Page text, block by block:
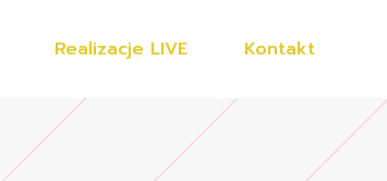
Realizacje LIVE Kontakt